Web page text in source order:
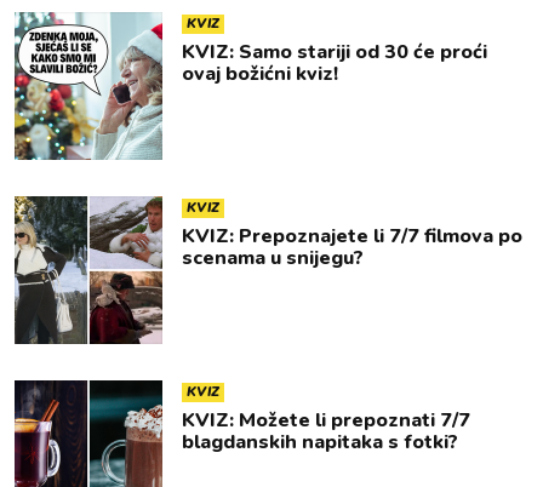
KVIZ
KVIZ: Samo stariji od 30 će proći
ovaj božićni kviz!
KVIZ
KVIZ: Prepoznajete li 7/7 filmova po
scenama u snijegu?
KVIZ
KVIZ: Možete li prepoznati 7/7
blagdanskih napitaka s fotki?